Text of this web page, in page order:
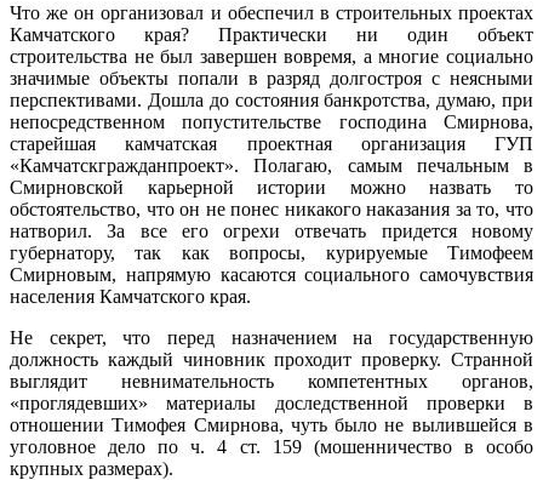
Что же он организовал и обеспечил в строительных проектах
Камчатского края? Практически ни один объект
строительства не был завершен вовремя, а многие социально
значимые объекты попали в разряд долгостроя с неясными
перспективами. Дошла до состояния банкротства, думаю, при
непосредственном попустительстве господина Смирнова,
старейшая камчатская проектная организация ГУП
«Камчатскгражданпроект». Полагаю, самым печальным в
Смирновской карьерной истории можно назвать то
обстоятельство, что он не понес никакого наказания за то, что
натворил. За все его огрехи отвечать придется новому
губернатору, так как вопросы, курируемые Тимофеем
Смирновым, напрямую касаются социального самочувствия
населения Камчатского края.
Не секрет, что перед назначением на государственную
должность каждый чиновник проходит проверку. Странной
выглядит невнимательность компетентных органов,
«проглядевших» материалы доследственной проверки в
отношении Тимофея Смирнова, чуть было не вылившейся в
уголовное дело по ч. 4 ст. 159 (мошенничество в особо
крупных размерах).